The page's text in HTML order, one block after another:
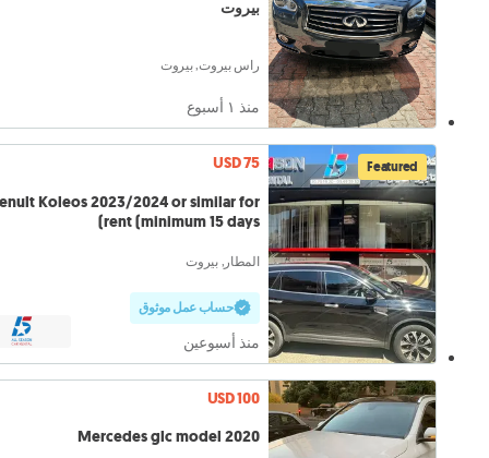
بيروت
راس بيروت, بيروت
منذ ١ أسبوع
Featured
USD 75
Koleos 2023/2024 or similar for
rent (minimum 15 days)
المطار, بيروت
حساب عمل موثوق
منذ أسبوعين
USD 100
Mercedes glc model 2020